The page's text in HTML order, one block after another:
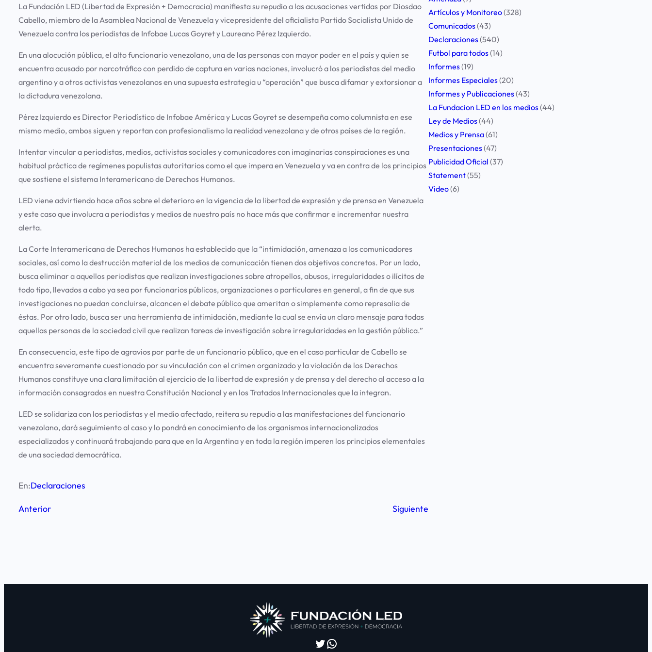
La Fundación LED (Libertad de Expresión + Democracia) manifiesta su repudio a las acusaciones vertidas por Diosdao
Cabello, miembro de la Asamblea Nacional de Venezuela y vicepresidente del oficialista Partido Socialista Unido de
Venezuela contra los periodistas de Infobae Lucas Goyret y Laureano Pérez Izquierdo.
En una alocución pública, el alto funcionario venezolano, una de las personas con mayor poder en el país y quien se
encuentra acusado por narcotráfico con perdido de captura en varias naciones, involucró a los periodistas del medio
argentino y a otros activistas venezolanos en una supuesta estrategia u “operación” que busca difamar y extorsionar a
la dictadura venezolana.
Pérez Izquierdo es Director Periodístico de Infobae América y Lucas Goyret se desempeña como columnista en ese
mismo medio, ambos siguen y reportan con profesionalismo la realidad venezolana y de otros países de la región.
Intentar vincular a periodistas, medios, activistas sociales y comunicadores con imaginarias conspiraciones es una
habitual práctica de regímenes populistas autoritarios como el que impera en Venezuela y va en contra de los principios
que sostiene el sistema Interamericano de Derechos Humanos.
LED viene advirtiendo hace años sobre el deterioro en la vigencia de la libertad de expresión y de prensa en Venezuela
y este caso que involucra a periodistas y medios de nuestro país no hace más que confirmar e incrementar nuestra
alerta.
La Corte Interamericana de Derechos Humanos ha establecido que la “intimidación, amenaza a los comunicadores
sociales, así como la destrucción material de los medios de comunicación tienen dos objetivos concretos. Por un lado,
busca eliminar a aquellos periodistas que realizan investigaciones sobre atropellos, abusos, irregularidades o ilícitos de
todo tipo, llevados a cabo ya sea por funcionarios públicos, organizaciones o particulares en general, a fin de que sus
investigaciones no puedan concluirse, alcancen el debate público que ameritan o simplemente como represalia de
éstas. Por otro lado, busca ser una herramienta de intimidación, mediante la cual se envía un claro mensaje para todas
aquellas personas de la sociedad civil que realizan tareas de investigación sobre irregularidades en la gestión pública.”
En consecuencia, este tipo de agravios por parte de un funcionario público, que en el caso particular de Cabello se
encuentra severamente cuestionado por su vinculación con el crimen organizado y la violación de los Derechos
Humanos constituye una clara limitación al ejercicio de la libertad de expresión y de prensa y del derecho al acceso a la
información consagrados en nuestra Constitución Nacional y en los Tratados Internacionales que la integran.
LED se solidariza con los periodistas y el medio afectado, reitera su repudio a las manifestaciones del funcionario
venezolano, dará seguimiento al caso y lo pondrá en conocimiento de los organismos internacionalizados
especializados y continuará trabajando para que en la Argentina y en toda la región imperen los principios elementales
de una sociedad democrática.
En:Declaraciones
Anterior Siguiente
Artículos y Monitoreo(328)
Comunicados(43)
Declaraciones(540)
Futbol para todos(14)
Informes(19)
Informes Especiales(20)
Informes y Publicaciones(43)
La Fundacion LED en los medios(44)
Ley de Medios(44)
Medios y Prensa(61)
Presentaciones(47)
Publicidad Oficial (37)
Statement(55)
Video(6)
Twitter
WhatsApp